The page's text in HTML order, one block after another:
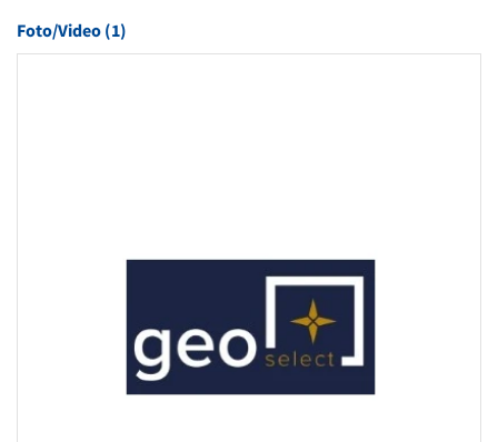
Foto/Video (1)